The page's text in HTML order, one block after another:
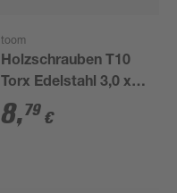
toom
Holzschrauben T10
Torx Edelstahl 3,0 x
30 mm 50 Stück
8,79 €